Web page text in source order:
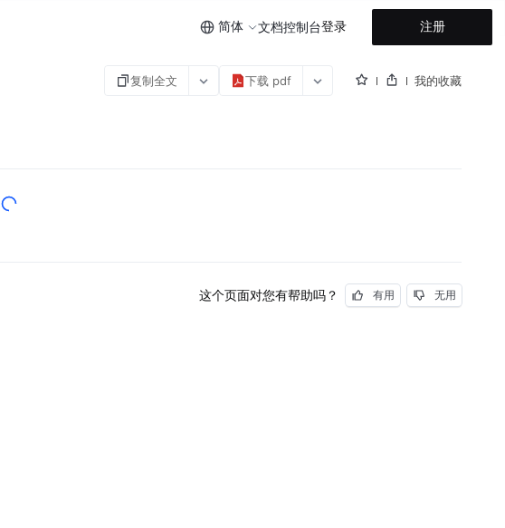
简体 文档控制台登录 注册
复制全文 下载 pdf 我的收藏
这个页面对您有帮助吗？ 有用 无用